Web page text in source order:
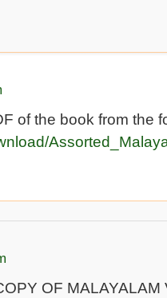
of the book from the
OF MALAYALAM